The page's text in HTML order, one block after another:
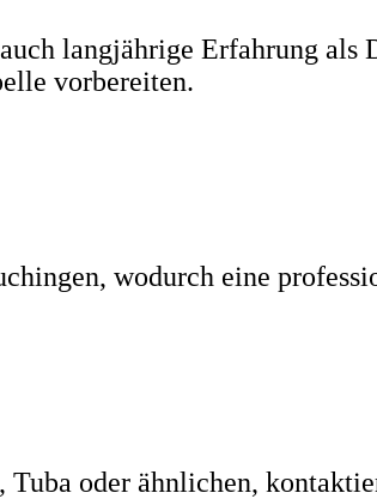
langjährige Erfahrung als
vorbereiten.
wodurch eine
oder ähnlichen,